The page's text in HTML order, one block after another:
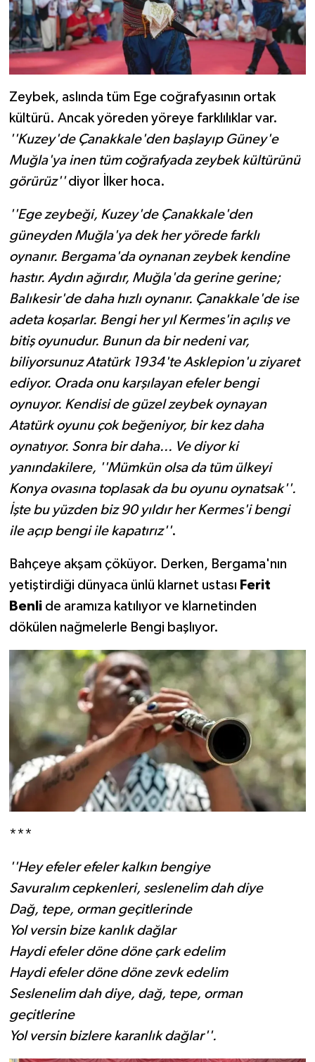
Zeybek, aslında tüm Ege coğrafyasının ortak
kültürü. Ancak yöreden yöreye farklılıklar var.
''Kuzey'de Çanakkale'den başlayıp Güney'e
Muğla'ya inen tüm coğrafyada zeybek kültürünü
görürüz''diyor İlker hoca.
''Ege zeybeği, Kuzey'de Çanakkale'den
güneyden Muğla'ya dek her yörede farklı
oynanır. Bergama'da oynanan zeybek kendine
hastır. Aydın ağırdır, Muğla'da gerine gerine;
Balıkesir'de daha hızlı oynanır. Çanakkale'de ise
adeta koşarlar. Bengi her yıl Kermes'in açılış ve
bitiş oyunudur. Bunun da bir nedeni var,
biliyorsunuz Atatürk 1934'te Asklepion'u ziyaret
ediyor. Orada onu karşılayan efeler bengi
oynuyor. Kendisi de güzel zeybek oynayan
Atatürk oyunu çok beğeniyor, bir kez daha
oynatıyor. Sonra bir daha... Ve diyor ki
yanındakilere, ''Mümkün olsa da tüm ülkeyi
Konya ovasına toplasak da bu oyunu oynatsak''.
İşte bu yüzden biz 90 yıldır her Kermes'i bengi
ile açıp bengi ile kapatırız''.
Bahçeye akşam çöküyor. Derken, Bergama'nın
yetiştirdiği dünyaca ünlü klarnet ustası Ferit
Benli de aramıza katılıyor ve klarnetinden
dökülen nağmelerle Bengi başlıyor.
***
''Hey efeler efeler kalkın bengiye
Savuralım cepkenleri, seslenelim dah diye
Dağ, tepe, orman geçitlerinde
Yol versin bize kanlık dağlar
Haydi efeler döne döne çark edelim
Haydi efeler döne döne zevk edelim
Seslenelim dah diye, dağ, tepe, orman
geçitlerine
Yol versin bizlere karanlık dağlar''.